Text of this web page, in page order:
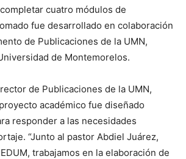
cuatro módulos de
fue desarrollado en colaboración
de Publicaciones de la UMN,
de Montemorelos.
de Publicaciones de la UMN,
académico fue diseñado
responder a las necesidades
“Junto al pastor Abdiel Juárez,
trabajamos en la elaboración de